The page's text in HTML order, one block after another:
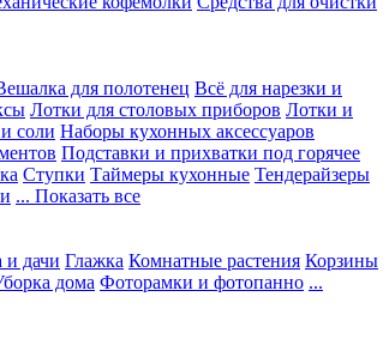
для полотенец Всё для нарезки и
Лотки для столовых приборов Лотки и
соли Наборы кухонных аксессуаров
Подставки и прихватки под горячее
Ступки Таймеры кухонные Тендерайзеры
... Показать все
и дачи Глажка Комнатные растения Корзины
дома Фоторамки и фотопанно ...